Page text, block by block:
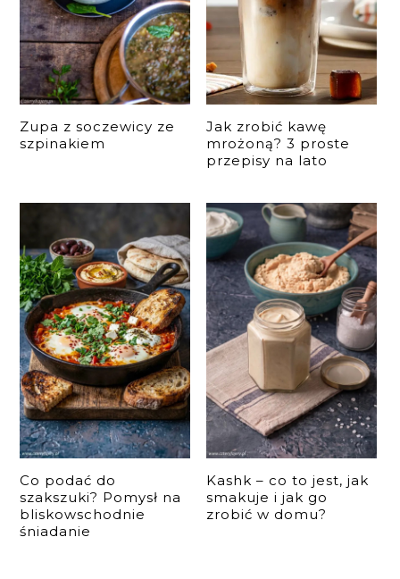
Zupa z soczewicy ze
szpinakiem
Jak zrobić kawę
mrożoną? 3 proste
przepisy na lato
Co podać do
szakszuki? Pomysł na
bliskowschodnie
śniadanie
Kashk – co to jest, jak
smakuje i jak go
zrobić w domu?